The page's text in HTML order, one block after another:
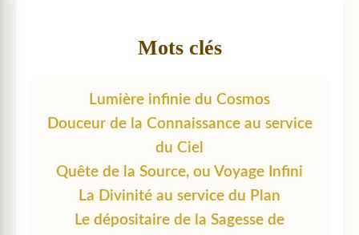
Mots clés
Lumière infinie du Cosmos
Douceur de la Connaissance au service
du Ciel
Quête de la Source, ou Voyage Infini
La Divinité au service du Plan
Le dépositaire de la Sagesse de